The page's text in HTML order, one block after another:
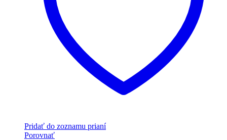
Pridať do zoznamu prianí
Porovnať